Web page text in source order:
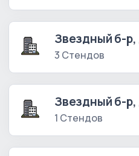
Звездный б-
3 Стендов
Звездный б-
1 Стендов